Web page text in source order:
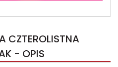
CZTEROLISTNA
- OPIS